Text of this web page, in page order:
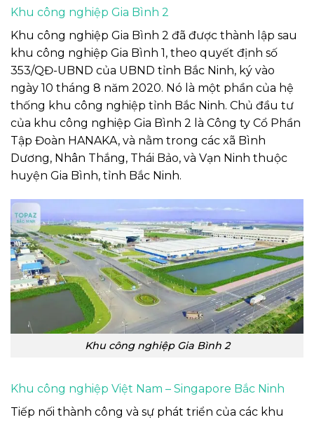
Khu công nghiệp Gia Bình 2
Khu công nghiệp Gia Bình 2 đã được thành lập sau
khu công nghiệp Gia Bình 1, theo quyết định số
353/QĐ-UBND của UBND tỉnh Bắc Ninh, ký vào
ngày 10 tháng 8 năm 2020. Nó là một phần của hệ
thống khu công nghiệp tỉnh Bắc Ninh. Chủ đầu tư
của khu công nghiệp Gia Bình 2 là Công ty Cổ Phần
Tập Đoàn HANAKA, và nằm trong các xã Bình
Dương, Nhân Thắng, Thái Bảo, và Vạn Ninh thuộc
huyện Gia Bình, tỉnh Bắc Ninh.
Khu công nghiệp Gia Bình 2
Khu công nghiệp Việt Nam – Singapore Bắc Ninh
Tiếp nối thành công và sự phát triển của các khu